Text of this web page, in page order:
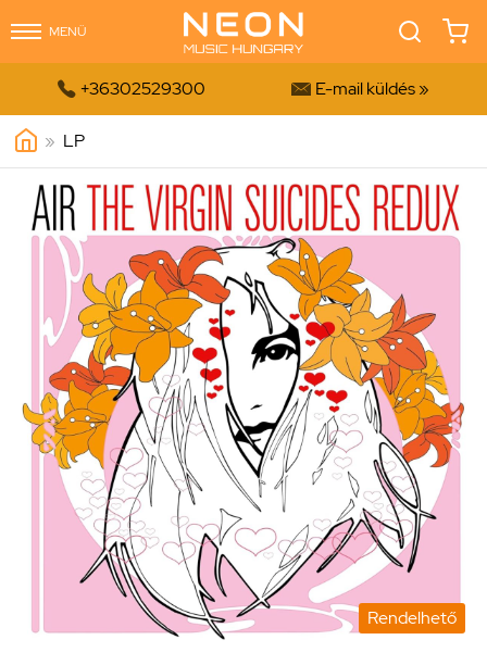
MENÜ
 +36302529300  E-mail küldés »
» LP
Rendelhető